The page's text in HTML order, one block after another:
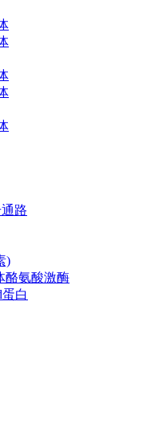
路
)
酪氨酸激酶
白